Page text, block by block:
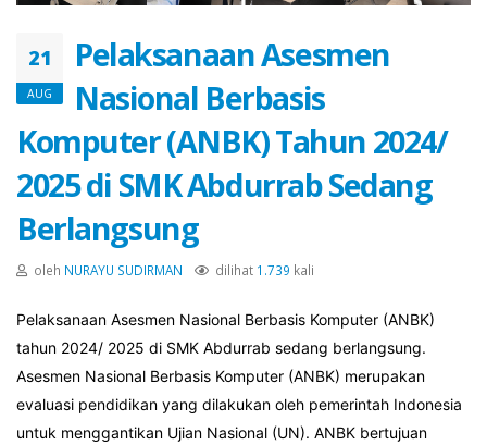
21
AUG
Pelaksanaan Asesmen
Nasional Berbasis
Komputer (ANBK) Tahun 2024/
2025 di SMK Abdurrab Sedang
Berlangsung
oleh NURAYU SUDIRMAN dilihat 1.739 kali
Pelaksanaan Asesmen Nasional Berbasis Komputer (ANBK)
tahun 2024/ 2025 di SMK Abdurrab sedang berlangsung.
Asesmen Nasional Berbasis Komputer (ANBK) merupakan
evaluasi pendidikan yang dilakukan oleh pemerintah Indonesia
untuk menggantikan Ujian Nasional (UN). ANBK bertujuan